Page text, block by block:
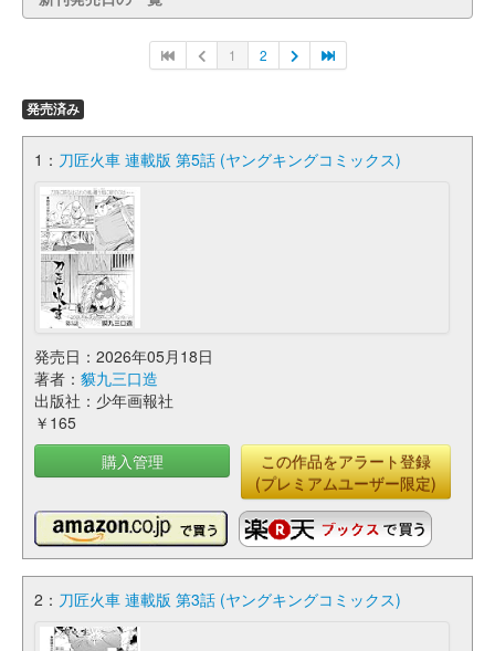
1 2
発売済み
1： 刀匠火車 連載版 第5話 (ヤングキングコミックス)
発売日：2026年05月18日
著者： 貘九三口造
出版社：少年画報社
￥165
購入管理
この作品をアラート登録
(プレミアムユーザー限定)
2： 刀匠火車 連載版 第3話 (ヤングキングコミックス)